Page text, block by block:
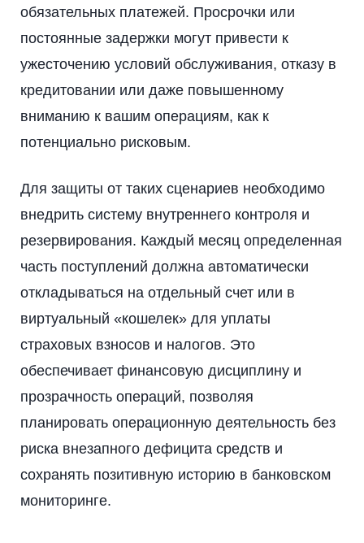
обязательных платежей. Просрочки или
постоянные задержки могут привести к
ужесточению условий обслуживания, отказу в
кредитовании или даже повышенному
вниманию к вашим операциям, как к
потенциально рисковым.
Для защиты от таких сценариев необходимо
внедрить систему внутреннего контроля и
резервирования. Каждый месяц определенная
часть поступлений должна автоматически
откладываться на отдельный счет или в
виртуальный «кошелек» для уплаты
страховых взносов и налогов. Это
обеспечивает финансовую дисциплину и
прозрачность операций, позволяя
планировать операционную деятельность без
риска внезапного дефицита средств и
сохранять позитивную историю в банковском
мониторинге.